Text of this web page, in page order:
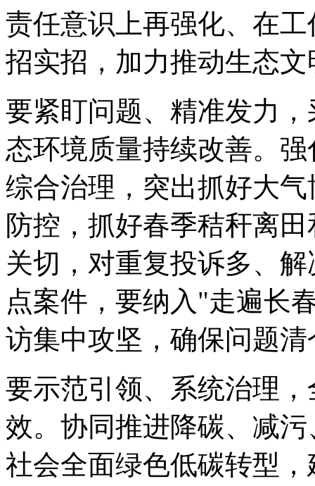
责任意识上再强化、在
招实招，加力推动生态
要紧盯问题、精准发力
态环境质量持续改善。
综合治理，突出抓好大
防控，抓好春季秸秆离
关切，对重复投诉多、
点案件，要纳入"走遍长
访集中攻坚，确保问题
要示范引领、系统治理
效。协同推进降碳、减
社会全面绿色低碳转型